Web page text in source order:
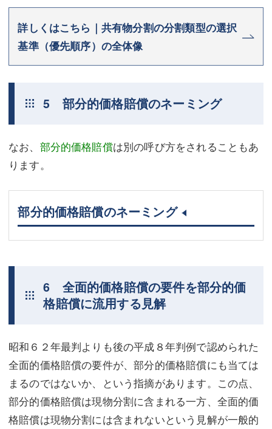
詳しくはこちら｜共有物分割の分割類型の選択
基準（優先順序）の全体像
5 部分的価格賠償のネーミング
なお、 部分的価格賠償は別の呼び方をされることもあ
ります。
部分的価格賠償のネーミング
6 全面的価格賠償の要件を部分的価
格賠償に流用する見解
昭和６２年最判よりも後の平成８年判例で認められた
全面的価格賠償の要件が、部分的価格賠償にも当ては
まるのではないか、という指摘があります。この点、
部分的価格賠償は現物分割に含まれる一方、全面的価
格賠償は現物分割には含まれないという見解が一般的